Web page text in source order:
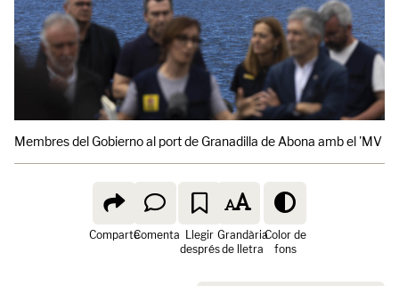
Membres del Gobierno al port de Granadilla de Abona amb el 'MV
ComparteComenta Llegir
després
Grandària
de lletra
Color de
fons